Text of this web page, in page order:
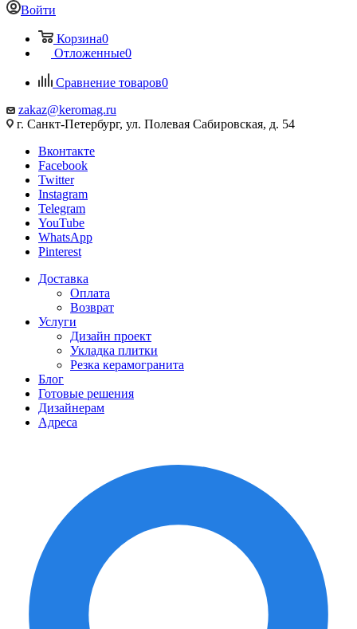
Войти
Корзина0
Отложенные0
Сравнение товаров0
zakaz@keromag.ru
г. Санкт-Петербург, ул. Полевая Сабировская, д. 54
Вконтакте
Facebook
Twitter
Instagram
Telegram
YouTube
WhatsApp
Pinterest
Доставка
Оплата
Возврат
Услуги
Дизайн проект
Укладка плитки
Резка керамогранита
Блог
Готовые решения
Дизайнерам
Адреса